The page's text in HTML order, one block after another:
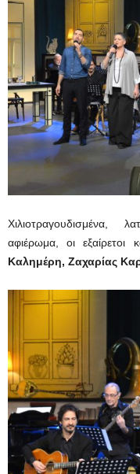
Χιλιοτραγουδισμένα,
αφιέρωμα, οι εξαίρετοι
Καλημέρη, Ζαχαρίας